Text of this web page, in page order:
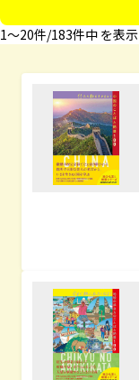
1〜20件/183件中 を表示